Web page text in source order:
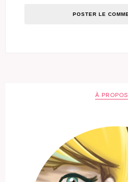
À PROPOS